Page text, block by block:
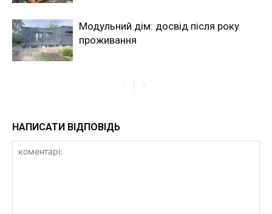
Модульний дім: досвід після року
проживання
НАПИСАТИ ВІДПОВІДЬ